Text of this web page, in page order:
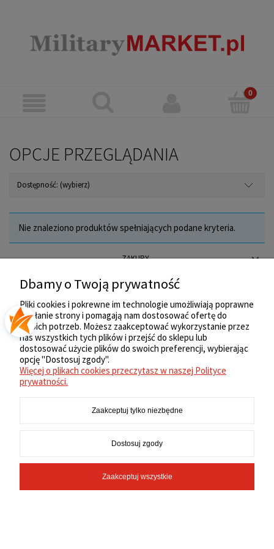
OPCJE PRZEGLĄDANIA
Dostępność: (wybierz)
Nie znaleziono produktów spełniających podane kryteria.
ZAKUPY
REGULAMIN
MOJE KONTO
Dbamy o Twoją prywatność
Pliki cookies i pokrewne im technologie umożliwiają poprawne
działanie strony i pomagają nam dostosować ofertę do
Twoich potrzeb. Możesz zaakceptować wykorzystanie przez
nas wszystkich tych plików i przejść do sklepu lub
dostosować użycie plików do swoich preferencji, wybierając
opcję "Dostosuj zgody".
Więcej o plikach cookies przeczytasz w naszej Polityce
prywatności.
Zaakceptuj tylko niezbędne
Dostosuj zgody
Zaakceptuj wszystkie